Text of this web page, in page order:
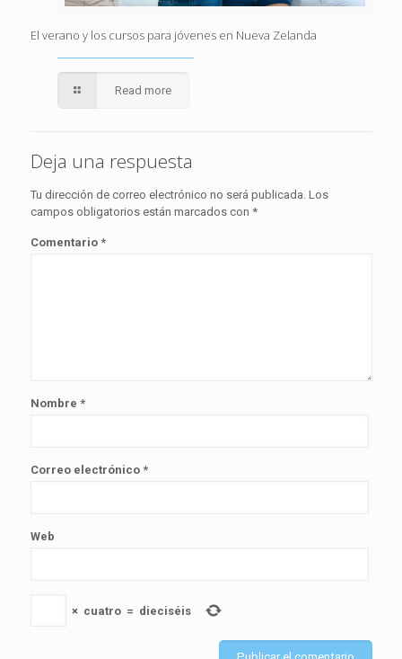
El verano y los cursos para jóvenes en Nueva Zelanda
Read more
Deja una respuesta
Tu dirección de correo electrónico no será publicada. Los
campos obligatorios están marcados con *
Comentario *
Nombre *
Correo electrónico *
Web
× cuatro = dieciséis